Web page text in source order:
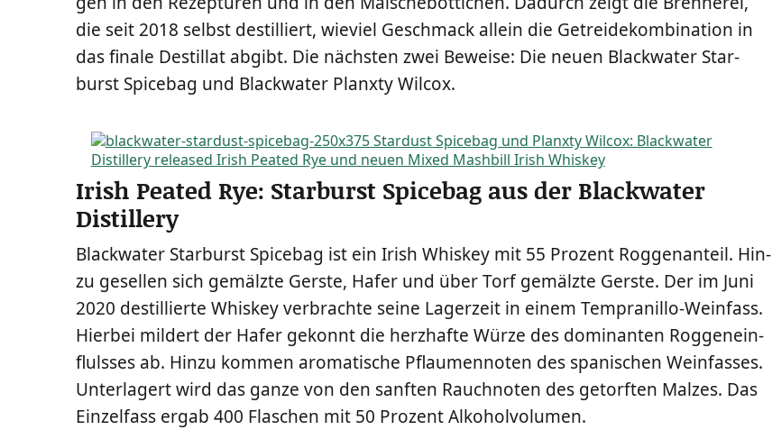
die seit 2018 selbst destil­liert, wie­viel Geschmack allein die Getrei­de­kom­bi­na­ti­on in
das fina­le Destil­lat abgibt. Die nächs­ten zwei Bewei­se: Die neu­en Black­wa­ter Star­
burst Spi­ce­bag und Black­wa­ter Planx­ty Wilcox.
Irish Peated Rye: Starburst Spicebag aus der Blackwater
Distillery
Black­wa­ter Star­burst Spi­ce­bag ist ein Irish Whis­key mit 55 Pro­zent Rog­gen­an­teil. Hin­
zu gesel­len sich gemälz­te Gers­te, Hafer und über Torf gemälz­te Gers­te. Der im Juni
2020 destil­lier­te Whis­key ver­brach­te sei­ne Lager­zeit in einem Tem­pr­anil­lo-Wein­fass.
Hier­bei mil­dert der Hafer gekonnt die herz­haf­te Wür­ze des domi­nan­ten Rog­gen­ein­
fluls­ses ab. Hin­zu kom­men aro­ma­ti­sche Pflau­men­no­ten des spa­ni­schen Wein­fas­ses.
Unter­la­gert wird das gan­ze von den sanf­ten Rauch­no­ten des getorf­ten Mal­zes. Das
Ein­zel­fass ergab 400 Fla­schen mit 50 Pro­zent Alkoholvolumen.